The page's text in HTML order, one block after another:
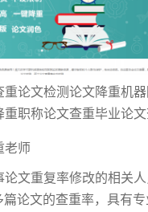
论文检测论文降重机
职称论文查重毕业论
老师
论文重复率修改的相关
论文的查重率，具有